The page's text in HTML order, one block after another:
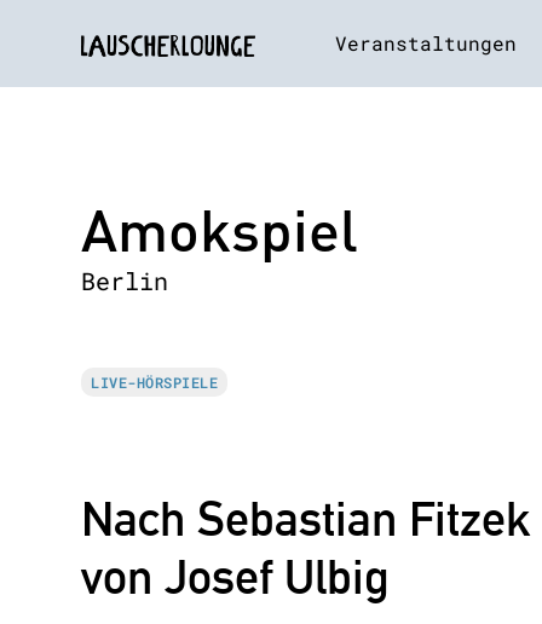
Veranstaltungen
Amokspiel
Berlin
LIVE-HÖRSPIELE
Nach Sebastian
von Josef Ulbig